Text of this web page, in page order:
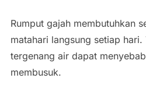
Rumput gajah membutuhkan
matahari langsung setiap hari.
tergenang air dapat
membusuk.